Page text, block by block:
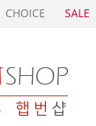
CHOICE SALE